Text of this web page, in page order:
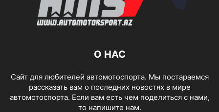
О НАС
Сайт для любителей автомотоспорта. Мы постараемся
рассказать вам о последних новостях в мире
автомотоспорта. Если вам есть чем поделиться с нами,
то напишите нам.